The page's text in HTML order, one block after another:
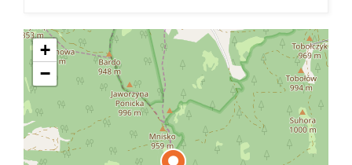
+
−